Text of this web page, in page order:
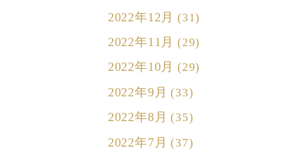
2022年12月 (31)
2022年11月 (29)
2022年10月 (29)
2022年9月 (33)
2022年8月 (35)
2022年7月 (37)